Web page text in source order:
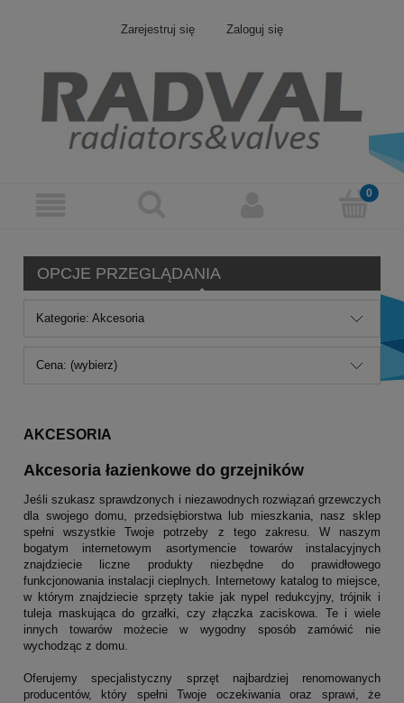
Zarejestruj się Zaloguj się
OPCJE PRZEGLĄDANIA
Kategorie: Akcesoria
Cena: (wybierz)
AKCESORIA
Akcesoria łazienkowe do grzejników
Jeśli szukasz sprawdzonych i niezawodnych rozwiązań grzewczych
dla swojego domu, przedsiębiorstwa lub mieszkania, nasz sklep
spełni wszystkie Twoje potrzeby z tego zakresu. W naszym
bogatym internetowym asortymencie towarów instalacyjnych
znajdziecie liczne produkty niezbędne do prawidłowego
funkcjonowania instalacji cieplnych. Internetowy katalog to miejsce,
w którym znajdziecie sprzęty takie jak nypel redukcyjny, trójnik i
tuleja maskująca do grzałki, czy złączka zaciskowa. Te i wiele
innych towarów możecie w wygodny sposób zamówić nie
wychodząc z domu.
Oferujemy specjalistyczny sprzęt najbardziej renomowanych
producentów, który spełni Twoje oczekiwania oraz sprawi, że